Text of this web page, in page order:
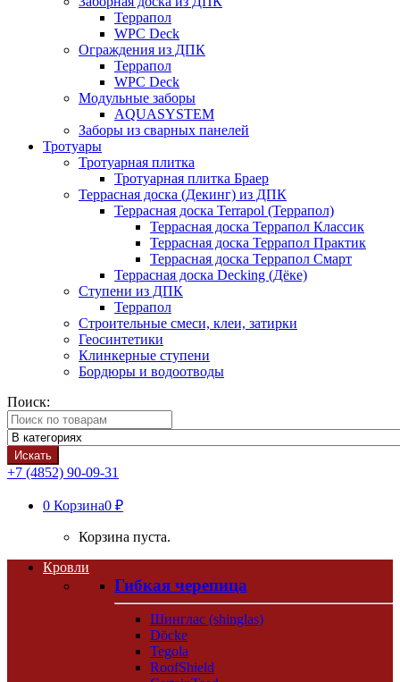
Террапол
WPC Deck
Ограждения из ДПК
Террапол
WPC Deck
Модульные заборы
AQUASYSTEM
Заборы из сварных панелей
Тротуары
Тротуарная плитка
Тротуарная плитка Браер
Террасная доска (Декинг) из ДПК
Террасная доска Terrapol (Террапол)
Террасная доска Террапол Классик
Террасная доска Террапол Практик
Террасная доска Террапол Смарт
Террасная доска Decking (Дёке)
Ступени из ДПК
Террапол
Строительные смеси, клеи, затирки
Геосинтетики
Клинкерные ступени
Бордюры и водоотводы
Поиск:
Искать
+7 (4852) 90-09-31
0 Корзина0 ₽
Корзина пуста.
Кровли
Гибкая черепица
Шинглас (shinglas)
Döcke
Tegola
RoofShield